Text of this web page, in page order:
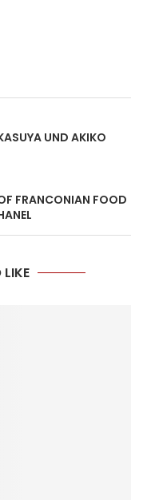
UND AKIKO
FRANCONIAN FOOD